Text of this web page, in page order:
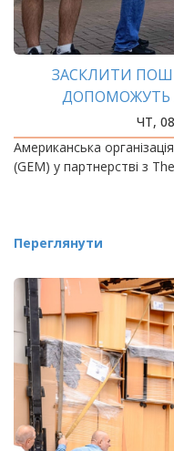
ЗАСКЛИТИ
ДОПОМОЖУТЬ
ЧТ,
Американська
(GEM) у партнерстві з
Переглянути